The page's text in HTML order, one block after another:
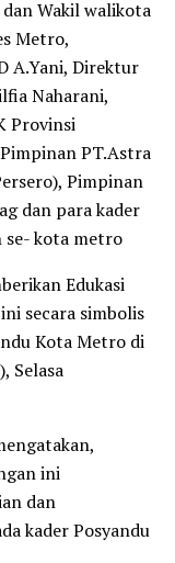
Wakil walikota
Metro,
A.Yani, Direktur
Naharani,
Provinsi
PT.Astra
Pimpinan
dan para kader
se- kota metro
Edukasi
secara simbolis
Kota Metro di
Selasa
ini
dan
kader Posyandu